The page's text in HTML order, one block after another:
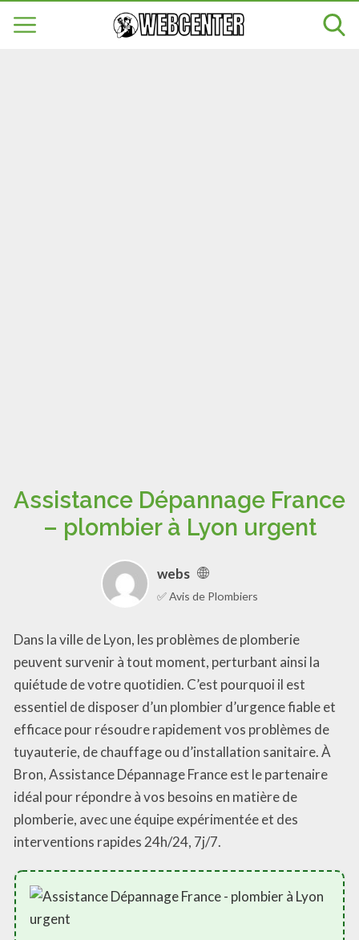
Assistance Dépannage France
– plombier à Lyon urgent
webs
✅ Avis de Plombiers
Dans la ville de Lyon, les problèmes de plomberie
peuvent survenir à tout moment, perturbant ainsi la
quiétude de votre quotidien. C’est pourquoi il est
essentiel de disposer d’un plombier d’urgence fiable et
efficace pour résoudre rapidement vos problèmes de
tuyauterie, de chauffage ou d’installation sanitaire. À
Bron, Assistance Dépannage France est le partenaire
idéal pour répondre à vos besoins en matière de
plomberie, avec une équipe expérimentée et des
interventions rapides 24h/24, 7j/7.